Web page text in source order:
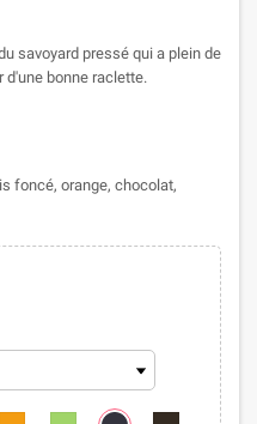
savoyard pressé qui a plein de
bonne raclette.
foncé, orange, chocolat,